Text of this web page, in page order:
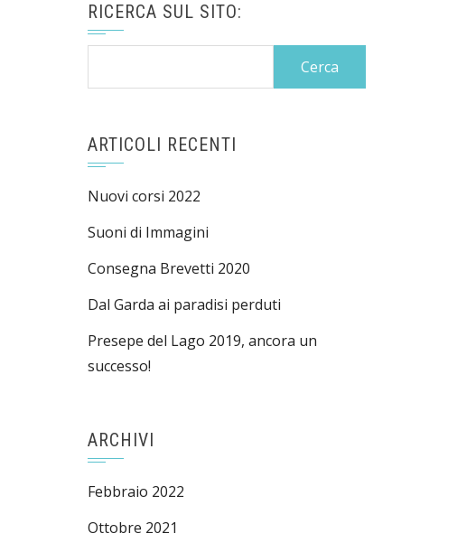
RICERCA SUL SITO:
ARTICOLI RECENTI
Nuovi corsi 2022
Suoni di Immagini
Consegna Brevetti 2020
Dal Garda ai paradisi perduti
Presepe del Lago 2019, ancora un
successo!
ARCHIVI
Febbraio 2022
Ottobre 2021